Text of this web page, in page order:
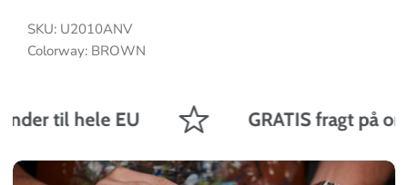
SKU: U2010ANV
Colorway: BROWN
til hele EU GRATIS fragt på